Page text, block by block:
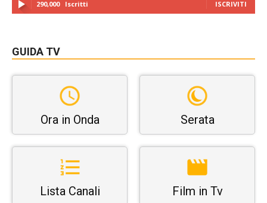
290,000 Iscritti ISCRIVITI
GUIDA TV
Ora in Onda Serata
Lista Canali Film in Tv